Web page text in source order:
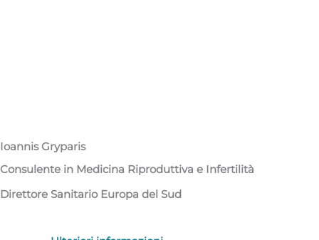
Ioannis Gryparis​​
Consulente in Medicina Riproduttiva e Infertilità​
Direttore Sanitario Europa del Sud​